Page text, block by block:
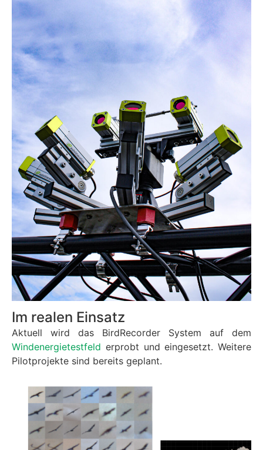
Im realen Einsatz
Aktuell wird das BirdRecorder System auf dem
Windenergietestfeld erprobt und eingesetzt. Weitere
Pilotprojekte sind bereits geplant.